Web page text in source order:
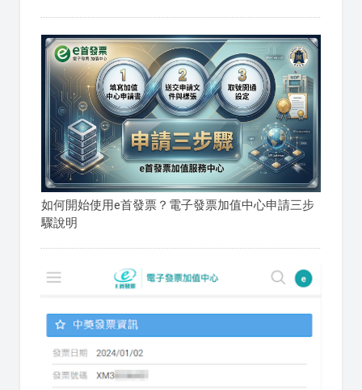
如何開始使用e首發票？電子發票加值中心申請三步
驟說明